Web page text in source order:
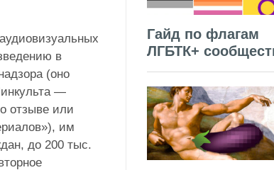
в
(оно
—
отзыве или
им
до 200 тыс.
Гайд по флагам
ЛГБТК+